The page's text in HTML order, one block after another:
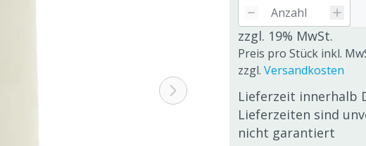
zzgl. 19% MwSt.
Preis pro Stück inkl.
zzgl. Versandkosten
Lieferzeit innerhalb
Lieferzeiten sind
nicht garantiert